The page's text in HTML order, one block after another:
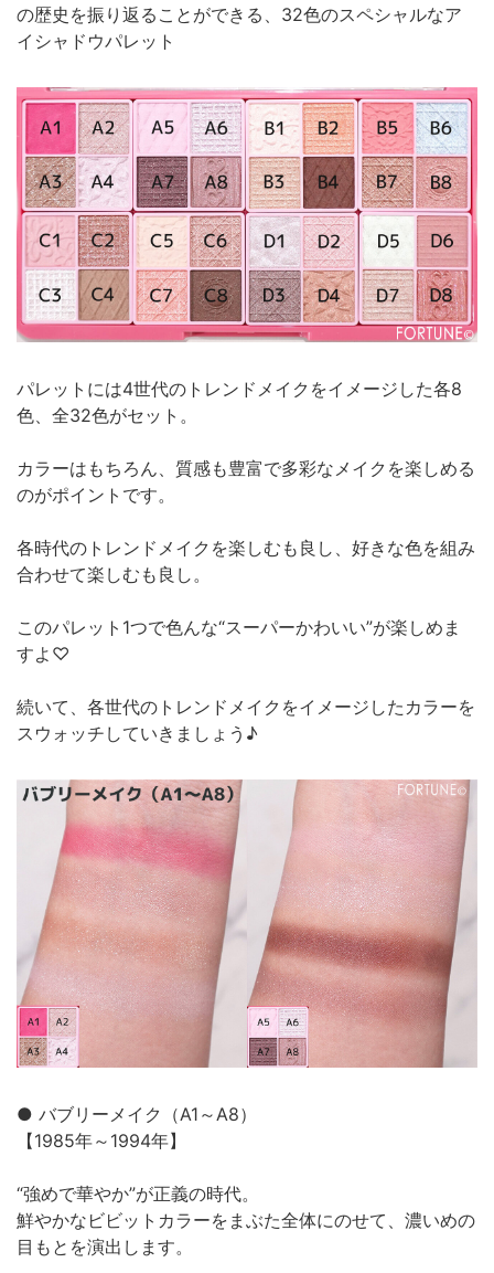
の歴史を振り返ることができる、32色のスペシャルなア
イシャドウパレット
パレットには4世代のトレンドメイクをイメージした各8
色、全32色がセット。
カラーはもちろん、質感も豊富で多彩なメイクを楽しめる
のがポイントです。
各時代のトレンドメイクを楽しむも良し、好きな色を組み
合わせて楽しむも良し。
このパレット1つで色んな“スーパーかわいい”が楽しめま
すよ♡
続いて、各世代のトレンドメイクをイメージしたカラーを
スウォッチしていきましょう♪
● バブリーメイク（A1～A8）
【1985年～1994年】
“強めで華やか”が正義の時代。
鮮やかなビビットカラーをまぶた全体にのせて、濃いめの
目もとを演出します。